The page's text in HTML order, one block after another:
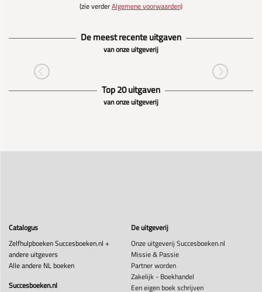
(zie verderAlgemene voorwaarden)
De meest recente uitgaven
van onze uitgeverij
Top 20 uitgaven
van onze uitgeverij
Catalogus
Zelfhulpboeken Succesboeken.nl +
andere uitgevers
Alle andere NL boeken
Succesboeken.nl
De uitgeverij
Onze uitgeverij Succesboeken.nl
Missie & Passie
Partner worden
Zakelijk - Boekhandel
Een eigen boek schrijven